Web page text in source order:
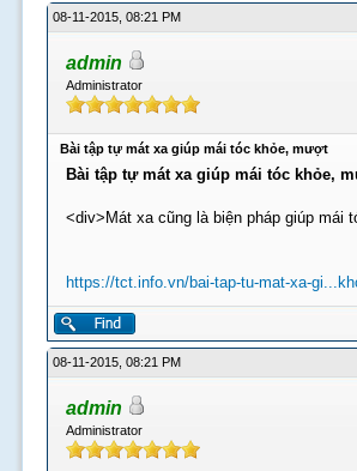
08-11-2015, 08:21 PM
admin
Administrator
Bài tập tự mát xa giúp mái tóc khỏe, mượt
Bài tập tự mát xa giúp mái tóc khỏe,
<div>Mát xa cũng là biện pháp giúp mái
https://tct.info.vn/bai-tap-tu-mat-xa-
08-11-2015, 08:21 PM
admin
Administrator